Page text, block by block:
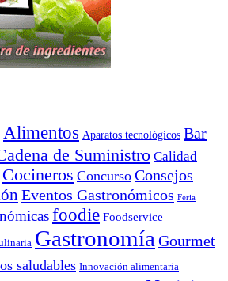
Alimentos Aparatos tecnológicos Bar
de Suministro Calidad
Cocineros Concurso Consejos
Eventos Gastronómicos Feria
foodie Foodservice
Gastronomía Gourmet
saludables Innovación alimentaria